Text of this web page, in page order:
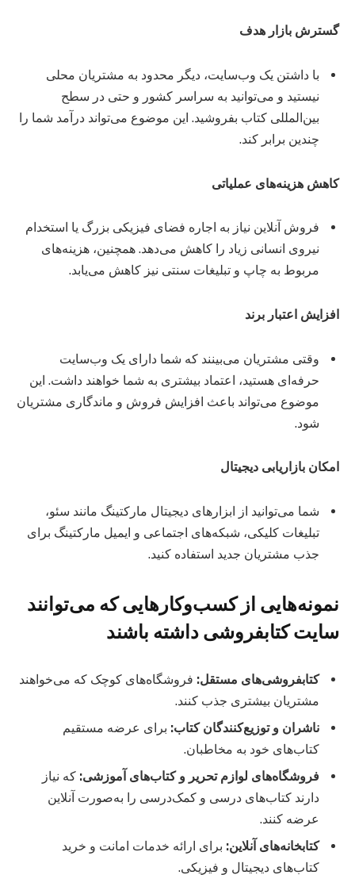
گسترش بازار هدف
با داشتن یک وب‌سایت، دیگر محدود به مشتریان محلی
نیستید و می‌توانید به سراسر کشور و حتی در سطح
بین‌المللی کتاب بفروشید. این موضوع می‌تواند درآمد شما را
چندین برابر کند.
کاهش هزینه‌های عملیاتی
فروش آنلاین نیاز به اجاره فضای فیزیکی بزرگ یا استخدام
نیروی انسانی زیاد را کاهش می‌دهد. همچنین، هزینه‌های
مربوط به چاپ و تبلیغات سنتی نیز کاهش می‌یابد.
افزایش اعتبار برند
وقتی مشتریان می‌بینند که شما دارای یک وب‌سایت
حرفه‌ای هستید، اعتماد بیشتری به شما خواهند داشت. این
موضوع می‌تواند باعث افزایش فروش و ماندگاری مشتریان
شود.
امکان بازاریابی دیجیتال
شما می‌توانید از ابزارهای دیجیتال مارکتینگ مانند سئو،
تبلیغات کلیکی، شبکه‌های اجتماعی و ایمیل مارکتینگ برای
جذب مشتریان جدید استفاده کنید.
نمونه‌هایی از کسب‌وکارهایی که می‌توانند
سایت کتابفروشی داشته باشند
کتابفروشی‌های مستقل: فروشگاه‌های کوچک که می‌خواهند
مشتریان بیشتری جذب کنند.
ناشران و توزیع‌کنندگان کتاب: برای عرضه مستقیم
کتاب‌های خود به مخاطبان.
فروشگاه‌های لوازم تحریر و کتاب‌های آموزشی: که نیاز
دارند کتاب‌های درسی و کمک‌درسی را به‌صورت آنلاین
عرضه کنند.
کتابخانه‌های آنلاین: برای ارائه خدمات امانت و خرید
کتاب‌های دیجیتال و فیزیکی.